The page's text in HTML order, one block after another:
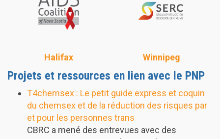
Halifax Winnipeg
Projets et ressources en lien avec le PNP
T4chemsex : Le petit guide express et coquin
du chemsex et de la réduction des risques par
et pour les personnes trans
CBRC a mené des entrevues avec des